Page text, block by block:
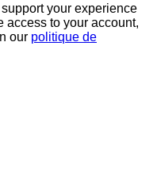
your experience
access to your account,
our politique de